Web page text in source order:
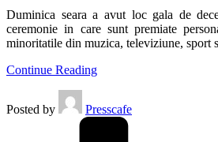
Duminica seara a avut loc gala de
ceremonie in care sunt premiate
minoritatile din muzica, televiziune, sport
Continue Reading
Posted by Presscafe